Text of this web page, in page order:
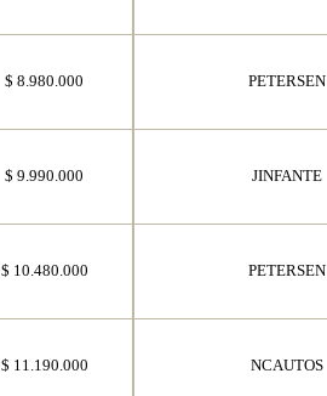
$ 8.980.000 PETERSEN
$ 9.990.000 JINFANTE
$ 10.480.000 PETERSEN
$ 11.190.000 NCAUTOS